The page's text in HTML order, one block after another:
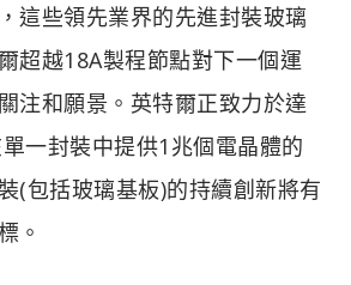
這些領先業界的先進封裝玻璃
超越18A製程節點對下一個運
注和願景。英特爾正致力於達
一封裝中提供1兆個電晶體的
(包括玻璃基板)的持續創新將有
。